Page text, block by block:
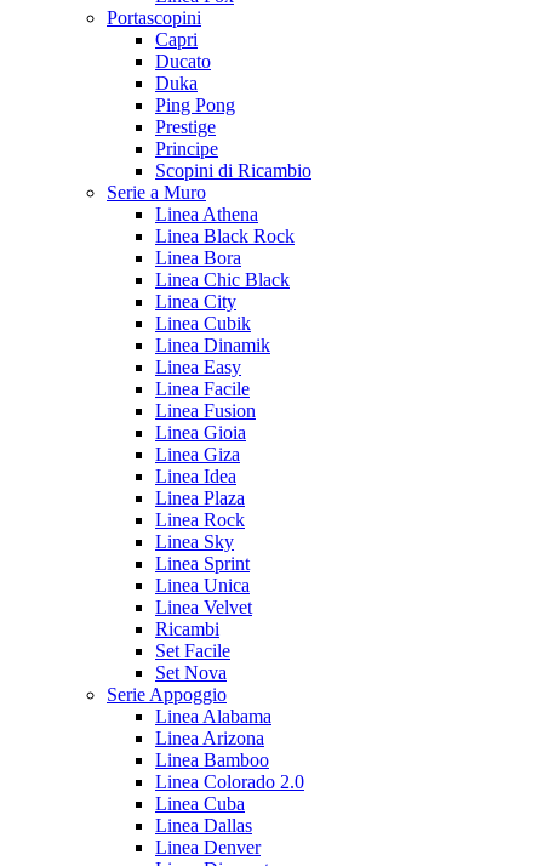
Portascopini
Capri
Ducato
Duka
Ping Pong
Prestige
Principe
Scopini di Ricambio
Serie a Muro
Linea Athena
Linea Black Rock
Linea Bora
Linea Chic Black
Linea City
Linea Cubik
Linea Dinamik
Linea Easy
Linea Facile
Linea Fusion
Linea Gioia
Linea Giza
Linea Idea
Linea Plaza
Linea Rock
Linea Sky
Linea Sprint
Linea Unica
Linea Velvet
Ricambi
Set Facile
Set Nova
Serie Appoggio
Linea Alabama
Linea Arizona
Linea Bamboo
Linea Colorado 2.0
Linea Cuba
Linea Dallas
Linea Denver